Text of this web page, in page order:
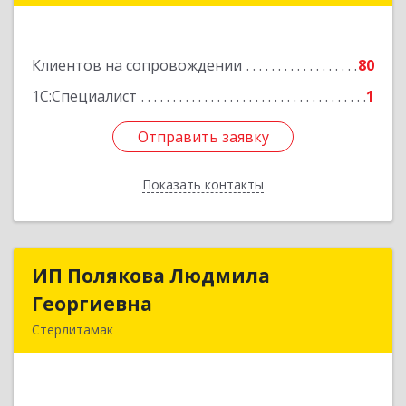
Клиентов на сопровождении
80
1С:Специалист
1
Отправить заявку
Показать контакты
Отправить заявку
Назад
ИП Полякова Людмила
Георгиевна
Стерлитамак
ИП Полякова Людмила